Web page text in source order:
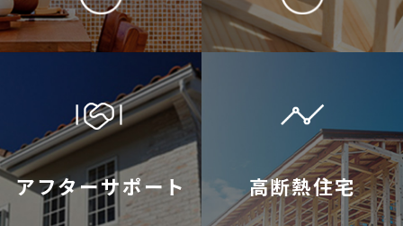
アフターサポート 高断熱住宅